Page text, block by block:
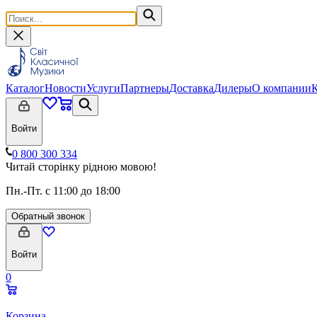
КаталогНовостиУслугиПартнерыДоставкаДилерыО компании
Войти
0 800 300 334
Читай сторінку рідною мовою!
Пн.-Пт. с 11:00 до 18:00
Обратный звонок
Войти
0